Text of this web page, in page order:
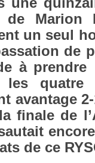
de Mar­ion
un seul
de
à
quat­re
avan­tage
fin­ale de
de ce